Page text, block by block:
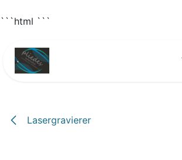
```html ```
Lasergravierer